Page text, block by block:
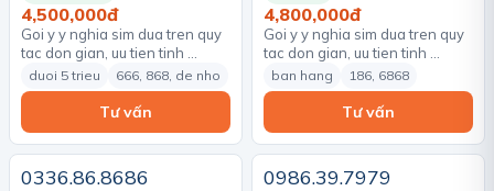
4,500,000đ
Goi y y nghia sim dua tren quy
tac don gian, uu tien tinh …
duoi 5 trieu 666, 868, de nho
Tư vấn
4,800,000đ
Goi y y nghia sim dua tren quy
tac don gian, uu tien tinh …
ban hang 186, 6868
Tư vấn
0336.86.8686 0986.39.7979